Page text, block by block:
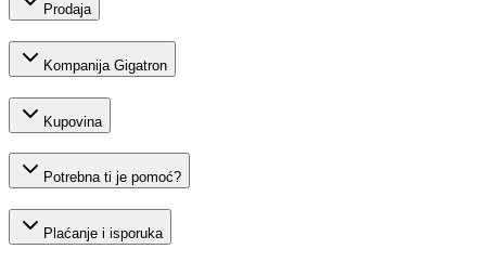
Prodaja
Kompanija Gigatron
Kupovina
Potrebna ti je pomoć?
Plaćanje i isporuka